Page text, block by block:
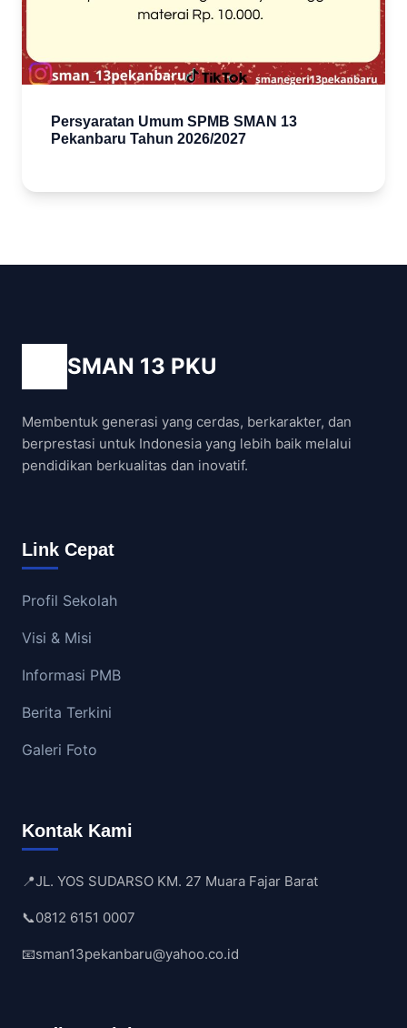
Persyaratan Umum SPMB SMAN 13
Pekanbaru Tahun 2026/2027
SMAN 13 PKU
Membentuk generasi yang cerdas, berkarakter, dan
berprestasi untuk Indonesia yang lebih baik melalui
pendidikan berkualitas dan inovatif.
Link Cepat
Profil Sekolah
Visi & Misi
Informasi PMB
Berita Terkini
Galeri Foto
Kontak Kami
📍JL. YOS SUDARSO KM. 27 Muara Fajar Barat
📞0812 6151 0007
📧sman13pekanbaru@yahoo.co.id